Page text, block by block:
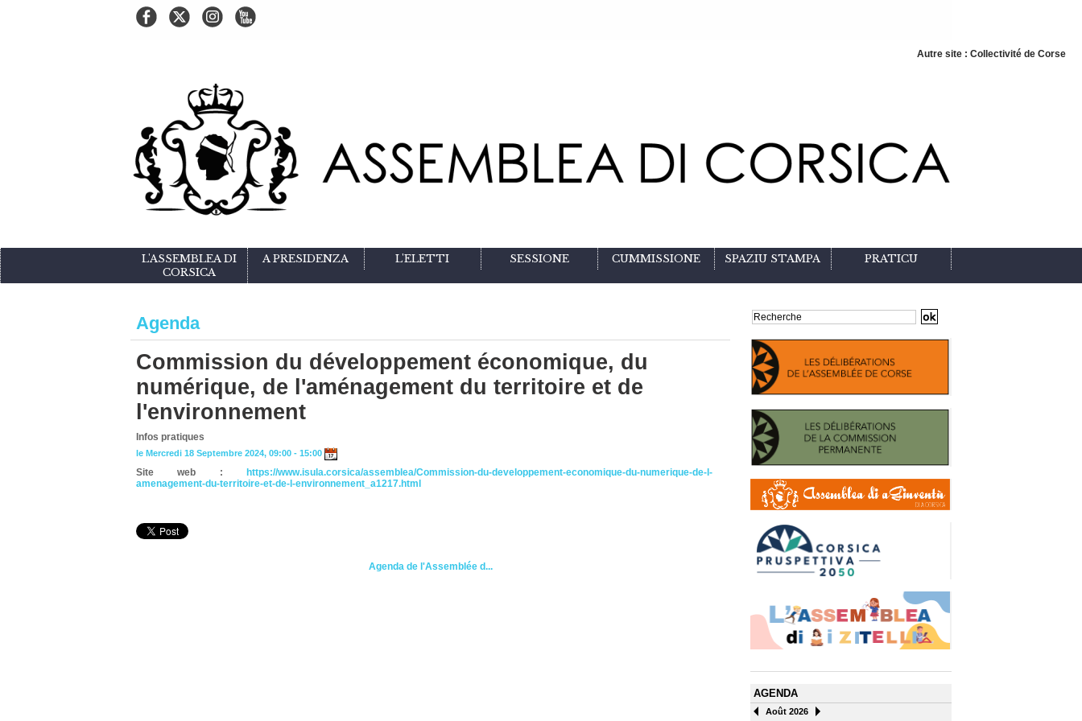
Autre site : Collectivité de Corse
L'ASSEMBLEA DI
CORSICA
A PRESIDENZA L'ELETTI SESSIONE CUMMISSIONE SPAZIU STAMPA PRATICU
Agenda
Commission du développement économique, du
numérique, de l'aménagement du territoire et de
l'environnement
Infos pratiques
le Mercredi 18 Septembre 2024, 09:00 - 15:00
Site web :
https://www.isula.corsica/assemblea/Commission-du-developpement-economique-du-numerique-de-l-
amenagement-du-territoire-et-de-l-environnement_a1217.html
Agenda de l'Assemblée d...
AGENDA
Août 2026